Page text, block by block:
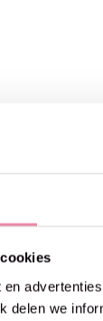
delen we